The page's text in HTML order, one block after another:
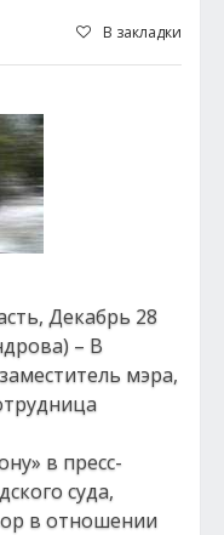
В закладки
Декабрь 28
– В
мэра,
в пресс-
суда,
в отношении